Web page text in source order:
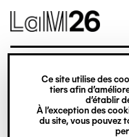
Gestion des cookies
Ce site utilise des
tiers afin
d’établir
À l’exception des
du site, vous pouvez
contenu